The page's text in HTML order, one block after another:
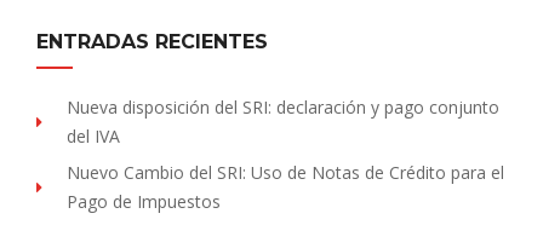
ENTRADAS RECIENTES
Nueva disposición del SRI: declaración y pago conjunto
del IVA
Nuevo Cambio del SRI: Uso de Notas de Crédito para el
Pago de Impuestos